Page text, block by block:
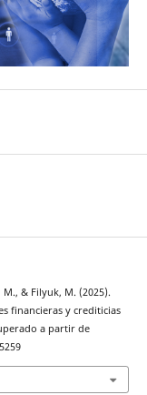
& Filyuk, M. (2025).
financieras y crediticias
a partir de